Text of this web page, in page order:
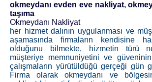
okmeydanı evden eve nakliyat,
taşıma
Okmeydanı Nakliyat
her hizmet dalının uygulanması ve
aşamasında firmaların kendisine
olduğunu bilmekte, hizmetin türü
müşteriye memnuniyetini ve
çalışmaların yürütüldüğü gerçeği gün
Firma olarak okmeydanı ve